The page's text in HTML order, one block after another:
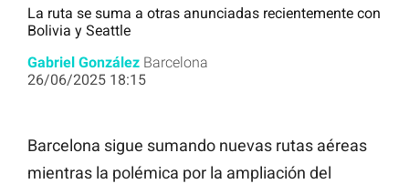
La ruta se suma a otras anunciadas recientemente con
Bolivia y Seattle
Gabriel González Barcelona
26/06/2025 18:15
Barcelona sigue sumando nuevas rutas aéreas
mientras la polémica por la ampliación del